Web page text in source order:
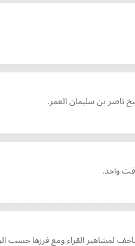
ناصر بن سليمان العمر.
واحد.
لمشاهير القراء ومع فرزها حسب